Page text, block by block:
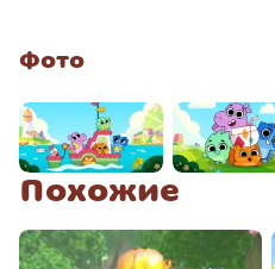
Фото
Похожие